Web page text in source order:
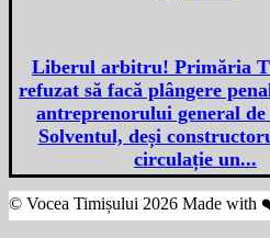
Liberul arbitru! Primăria
refuzat să facă plângere
antreprenorului general de
Solventul, deși
circulație un...
© Vocea Timișului 2026 Made with